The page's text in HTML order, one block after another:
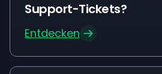
Support-Tickets?
Entdecken